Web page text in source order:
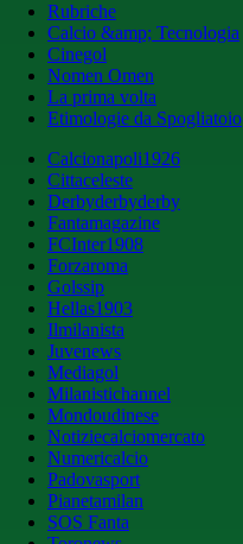
Rubriche
Calcio &amp; Tecnologia
Cinegol
Nomen Omen
La prima volta
Etimologie da Spogliatoio
Calcionapoli1926
Cittaceleste
Derbyderbyderby
Fantamagazine
FCInter1908
Forzaroma
Golssip
Hellas1903
Ilmilanista
Juvenews
Mediagol
Milanistichannel
Mondoudinese
Notiziecalciomercato
Numericalcio
Padovasport
Pianetamilan
SOS Fanta